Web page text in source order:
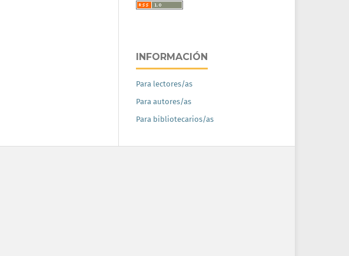
INFORMACIÓN
Para lectores/as
Para autores/as
Para bibliotecarios/as